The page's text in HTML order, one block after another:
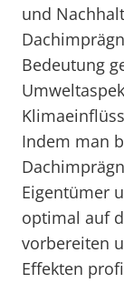
und
Bedeutung
Indem man
Eigentümer
optimal auf
vorbereiten
Effekten